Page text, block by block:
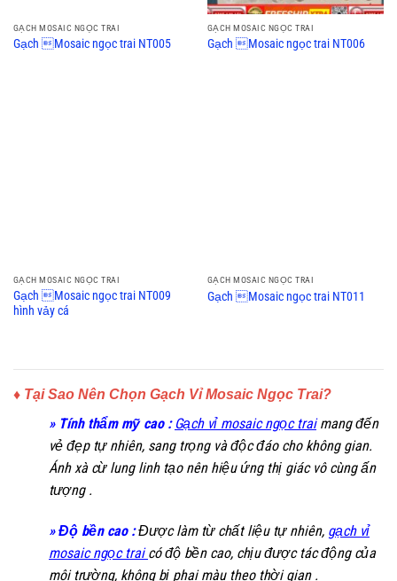
GẠCH MOSAIC NGỌC TRAI
Gạch Mosaic ngọc trai NT005
GẠCH MOSAIC NGỌC TRAI
Gạch Mosaic ngọc trai NT006
GẠCH MOSAIC NGỌC TRAI
Gạch Mosaic ngọc trai NT009
hình vảy cá
GẠCH MOSAIC NGỌC TRAI
Gạch Mosaic ngọc trai NT011
♦ Tại Sao Nên Chọn Gạch Vỉ Mosaic Ngọc Trai?
» Tính thẩm mỹ cao : Gạch vỉ mosaic ngọc traimang đến
vẻ đẹp tự nhiên, sang trọng và độc đáo cho không gian.
Ánh xà cừ lung linh tạo nên hiệu ứng thị giác vô cùng ấn
tượng .
» Độ bền cao :Được làm từ chất liệu tự nhiên, gạch vỉ
mosaic ngọc trai có độ bền cao, chịu được tác động của
môi trường, không bị phai màu theo thời gian .